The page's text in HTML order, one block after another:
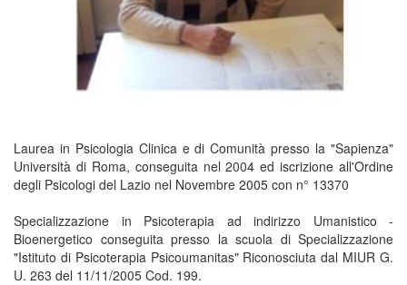
Laurea in Psicologia Clinica e di Comunità presso la "Sapienza"
Università di Roma, conseguita nel 2004 ed iscrizione all'Ordine
degli Psicologi del Lazio nel Novembre 2005 con n° 13370
Specializzazione in Psicoterapia ad indirizzo Umanistico -
Bioenergetico conseguita presso la scuola di Specializzazione
"Istituto di Psicoterapia Psicoumanitas" Riconosciuta dal MIUR G.
U. 263 del 11/11/2005 Cod. 199.